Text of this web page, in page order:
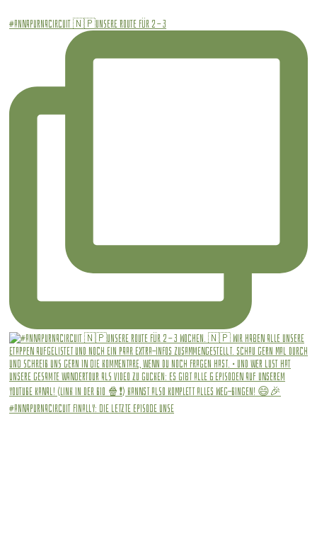
#annapurnacircuit 🇳🇵Unsere Route für 2 - 3
#annapurnacircuit Finally: die letzte Episode unse